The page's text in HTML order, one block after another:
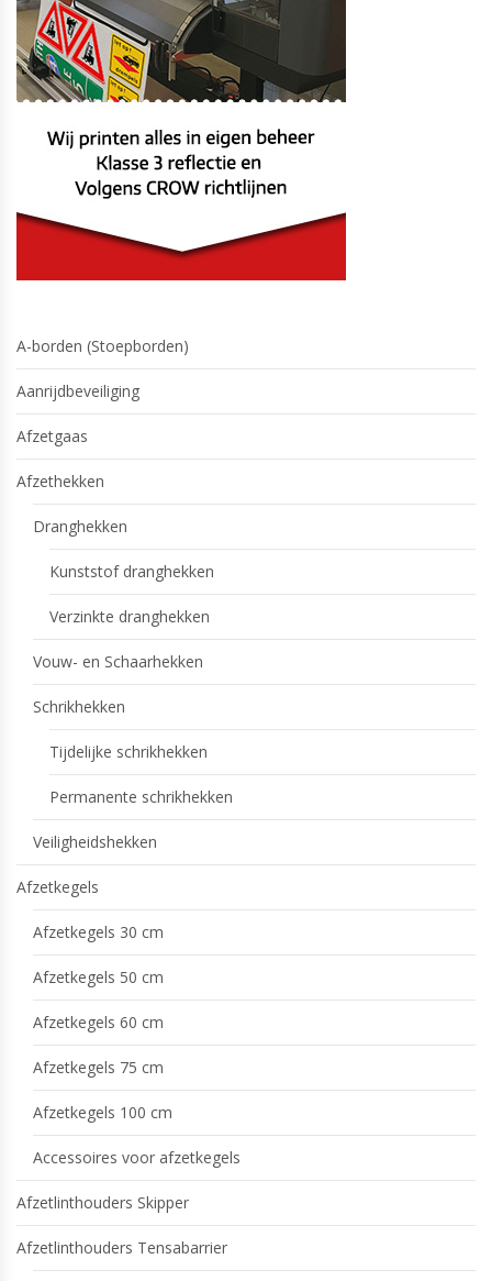
A-borden (Stoepborden)
Aanrijdbeveiliging
Afzetgaas
Afzethekken
Dranghekken
Kunststof dranghekken
Verzinkte dranghekken
Vouw- en Schaarhekken
Schrikhekken
Tijdelijke schrikhekken
Permanente schrikhekken
Veiligheidshekken
Afzetkegels
Afzetkegels 30 cm
Afzetkegels 50 cm
Afzetkegels 60 cm
Afzetkegels 75 cm
Afzetkegels 100 cm
Accessoires voor afzetkegels
Afzetlinthouders Skipper
Afzetlinthouders Tensabarrier